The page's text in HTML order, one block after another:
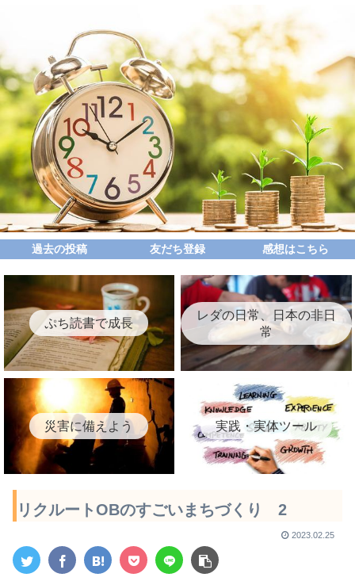
過去の投稿 友だち登録 感想はこちら
ぷち読書で成長
レダの日常、日本の非日
常
災害に備えよう 実践・実体ツール
リクルートOBのすごいまちづくり 2
2023.02.25